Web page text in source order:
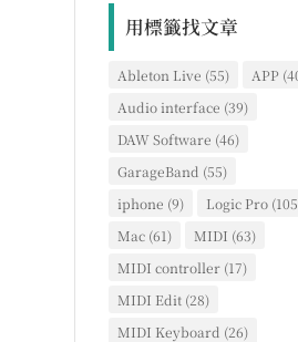
別
用標籤找文章
Ableton Live (55) APP
Audio interface (39)
DAW Software (46)
GarageBand (55)
iphone (9) Logic Pro
Mac (61) MIDI (63)
MIDI controller (17)
MIDI Edit (28)
MIDI Keyboard (26)